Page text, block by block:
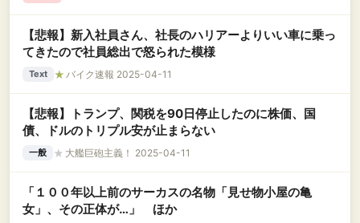
【悲報】新入社員さん、社長のハリアーよりいい車に乗っ
てきたので社員総出で怒られた模様
Text ★ バイク速報 2025-04-11
【悲報】トランプ、関税を90日停止したのに株価、国
債、ドルのトリプル安が止まらない
一般 ★ 大艦巨砲主義！ 2025-04-11
「１００年以上前のサーカスの名物「見せ物小屋の亀
女」、その正体が…」 ほか